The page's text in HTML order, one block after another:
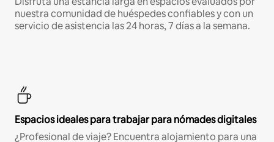
nuestra comunidad de huéspedes confiables y con un
servicio de asistencia las 24 horas, 7 días a la semana.
Espacios ideales para trabajar para nómades digitales
¿Profesional de viaje? Encuentra alojamiento para una